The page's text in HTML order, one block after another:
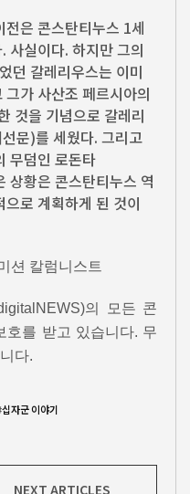
은 콘스탄티누스 1세
사실이다. 하지만 그의
던 갈레리우스는 이미
가 사산조 페르시아의
것을 기념으로 갈레리
문)를 세웠다. 그리고
무덤인 로돈타
황은 콘스탄티누스 역
로 계획하게 된 것이
션 칼럼니스트
의 모든 콘
호를 받고 있습니다. 무
다.
십자군 이야기
NEXT ARTICLES